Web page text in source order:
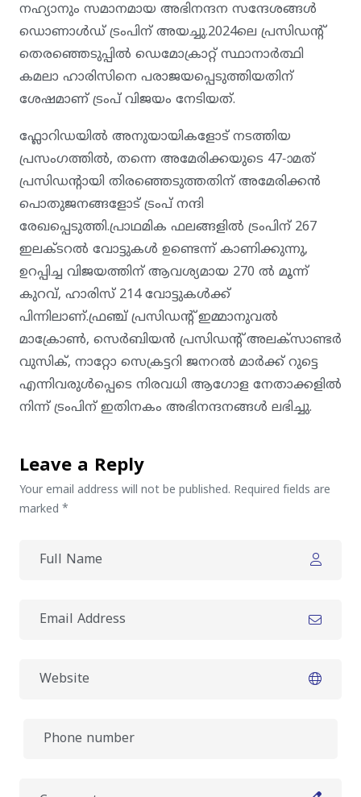
നഹ്യാനും സമാനമായ അഭിനന്ദന സന്ദേശങ്ങൾ
ഡൊണാൾഡ് ട്രംപിന് അയച്ചു.2024ലെ പ്രസിഡൻ്റ്
തെരഞ്ഞെടുപ്പിൽ ഡെമോക്രാറ്റ് സ്ഥാനാർത്ഥി
കമലാ ഹാരിസിനെ പരാജയപ്പെടുത്തിയതിന്
ശേഷമാണ് ട്രംപ് വിജയം നേടിയത്.
ഫ്ലോറിഡയിൽ അനുയായികളോട് നടത്തിയ
പ്രസംഗത്തിൽ, തന്നെ അമേരിക്കയുടെ 47-ാമത്
പ്രസിഡൻ്റായി തിരഞ്ഞെടുത്തതിന് അമേരിക്കൻ
പൊതുജനങ്ങളോട് ട്രംപ് നന്ദി
രേഖപ്പെടുത്തി.പ്രാഥമിക ഫലങ്ങളിൽ ട്രംപിന് 267
ഇലക്ടറൽ വോട്ടുകൾ ഉണ്ടെന്ന് കാണിക്കുന്നു,
ഉറപ്പിച്ച വിജയത്തിന് ആവശ്യമായ 270 ൽ മൂന്ന്
കുറവ്, ഹാരിസ് 214 വോട്ടുകൾക്ക്
പിന്നിലാണ്.ഫ്രഞ്ച് പ്രസിഡൻ്റ് ഇമ്മാനുവൽ
മാക്രോൺ, സെർബിയൻ പ്രസിഡൻ്റ് അലക്‌സാണ്ടർ
വുസിക്, നാറ്റോ സെക്രട്ടറി ജനറൽ മാർക്ക് റുട്ടെ
എന്നിവരുൾപ്പെടെ നിരവധി ആഗോള നേതാക്കളിൽ
നിന്ന് ട്രംപിന് ഇതിനകം അഭിനന്ദനങ്ങൾ ലഭിച്ചു.
Leave a Reply
Your email address will not be published. Required fields are
marked *